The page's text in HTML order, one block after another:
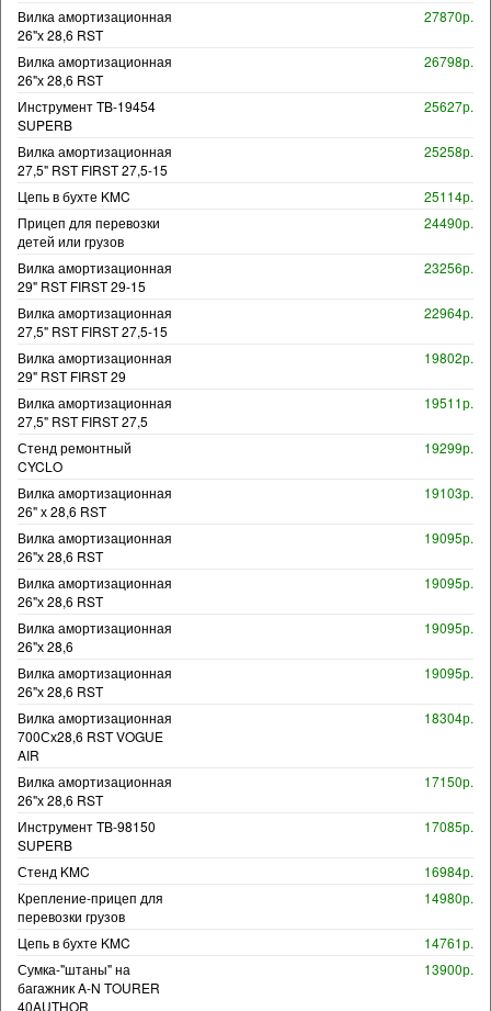
Вилка амортизационная
26"х 28,6 RST
27870р.
Вилка амортизационная
26"х 28,6 RST
26798р.
Инструмент TB-19454
SUPERB
25627р.
Вилка амортизационная
27,5" RST FIRST 27,5-15
25258р.
Цепь в бухте KMC
25114р.
Прицеп для перевозки
детей или грузов
24490р.
Вилка амортизационная
29" RST FIRST 29-15
23256р.
Вилка амортизационная
27,5" RST FIRST 27,5-15
22964р.
Вилка амортизационная
29" RST FIRST 29
19802р.
Вилка амортизационная
27,5" RST FIRST 27,5
19511р.
Стенд ремонтный
CYCLO
19299р.
Вилка амортизационная
26" х 28,6 RST
19103р.
Вилка амортизационная
26"х 28,6 RST
19095р.
Вилка амортизационная
26"х 28,6 RST
19095р.
Вилка амортизационная
26"х 28,6
19095р.
Вилка амортизационная
26"х 28,6 RST
19095р.
Вилка амортизационная
700Сх28,6 RST VOGUE
AIR
18304р.
Вилка амортизационная
26"х 28,6 RST
17150р.
Инструмент TB-98150
SUPERB
17085р.
Стенд KMC
16984р.
Крепление-прицеп для
перевозки грузов
14980р.
Цепь в бухте KMC
14761р.
Сумка-"штаны" на
багажник A-N TOURER
40AUTHOR
13900р.